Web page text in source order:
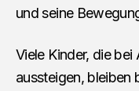
und seine
Viele Kinder, die
aussteigen, bleiben